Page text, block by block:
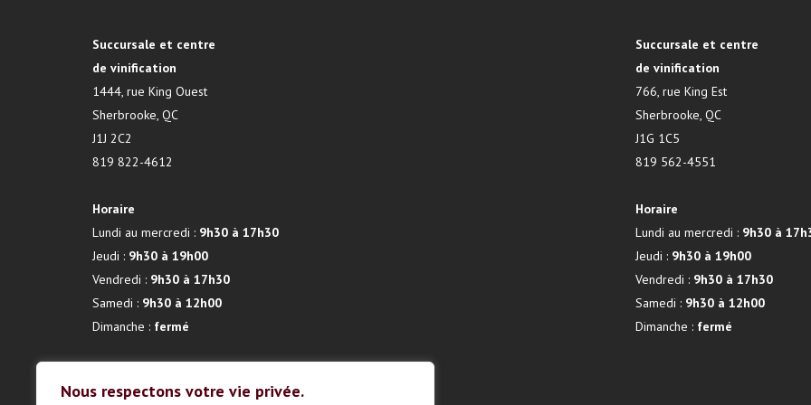
Nous respectons votre vie privée.
Succursale et centre
de vinification
1444, rue King Ouest
Sherbrooke, QC
J1J 2C2
819 822-4612
Horaire
Lundi au mercredi : 9h30 à 17h30
Jeudi : 9h30 à 19h00
Vendredi : 9h30 à 17h30
Samedi : 9h30 à 12h00
Dimanche : fermé
Succursale et centre
de vinification
766, rue King Est
Sherbrooke, QC
J1G 1C5
819 562-4551
Horaire
Lundi au mercredi : 9h30 à
Jeudi : 9h30 à 19h00
Vendredi : 9h30 à 17h30
Samedi : 9h30 à 12h00
Dimanche : fermé